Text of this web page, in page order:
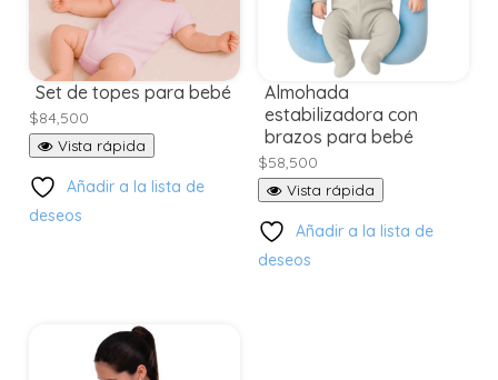
Set de topes para bebé
$84,500
Vista rápida
Añadir a la lista de
deseos
Almohada
estabilizadora con
brazos para bebé
$58,500
Vista rápida
Añadir a la lista de
deseos